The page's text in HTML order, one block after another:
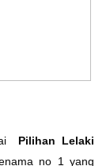
Pilihan Lelaki
no 1 yang